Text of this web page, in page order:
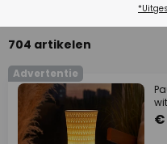
704 artikelen
Advertentie
€